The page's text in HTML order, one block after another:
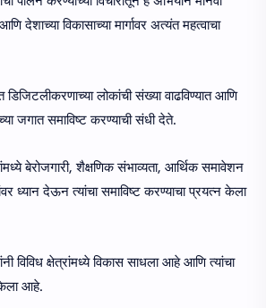
देशाच्या विकासाच्या मार्गावर अत्यंत महत्वाचा
लोकांची संख्या वाढविण्यात आणि
जगात समाविष्ट करण्याची संधी देते.
बेरोजगारी, शैक्षणिक संभाव्यता, आर्थिक समावेशन
ध्यान देऊन त्यांचा समाविष्ट करण्याचा प्रयत्न केला
विविध क्षेत्रांमध्ये विकास साधला आहे आणि त्यांचा
आहे.